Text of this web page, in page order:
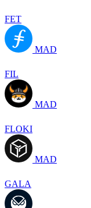
FET
MAD
FIL
MAD
FLOKI
MAD
GALA